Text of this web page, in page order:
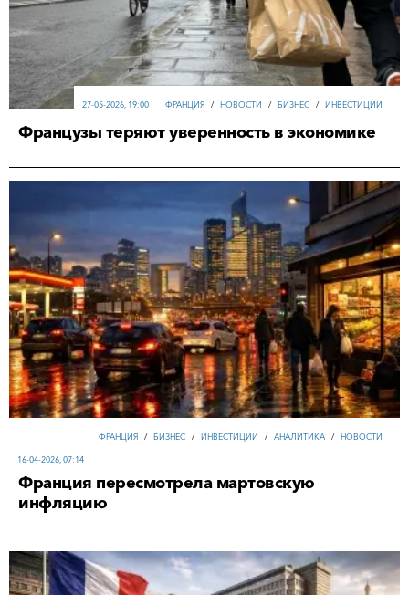
ФРАНЦИЯ / НОВОСТИ / БИЗНЕС / ИНВЕСТИЦИИ
27-05-2026, 19:00
Французы теряют уверенность в экономике
ФРАНЦИЯ / БИЗНЕС / ИНВЕСТИЦИИ / АНАЛИТИКА / НОВОСТИ
16-04-2026, 07:14
Франция пересмотрела мартовскую
инфляцию